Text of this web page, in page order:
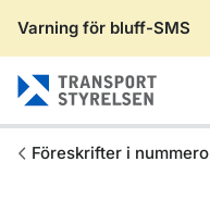
Varning för bluff-SMS
Föreskrifter i